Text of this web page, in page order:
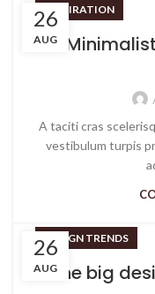
26
AUG
INSPIRATION
A taciti cras
vestibulum turpis
26
AUG
DESIGN TRENDS
The big